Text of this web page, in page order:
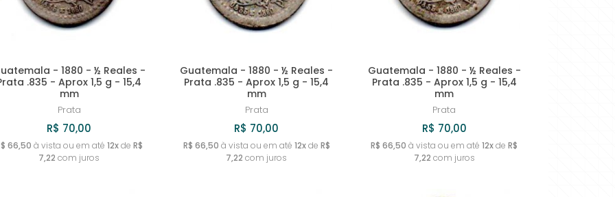
- 1880 - ½ Reales -
.835 - Aprox 1,5 g - 15,4
mm
Prata
R$ 70,00
66,50 à vista ou em até 12xde R$
7,22 com juros
Guatemala - 1880 - ½ Reales -
Prata .835 - Aprox 1,5 g - 15,4
mm
Prata
R$ 70,00
R$ 66,50 à vista ou em até 12xde R$
7,22 com juros
Guatemala - 1880 - ½ Reales -
Prata .835 - Aprox 1,5 g - 15,4
mm
Prata
R$ 70,00
R$ 66,50 à vista ou em até12xdeR$
7,22 com juros